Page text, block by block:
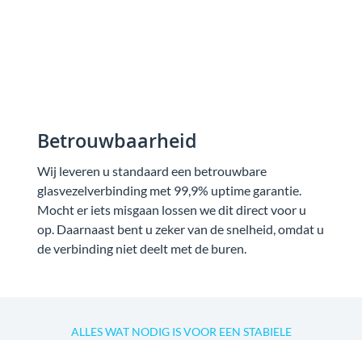
Betrouwbaarheid
Wij leveren u standaard een betrouwbare
glasvezelverbinding met 99,9% uptime garantie.
Mocht er iets misgaan lossen we dit direct voor u
op. Daarnaast bent u zeker van de snelheid, omdat u
de verbinding niet deelt met de buren.
ALLES WAT NODIG IS VOOR EEN STABIELE